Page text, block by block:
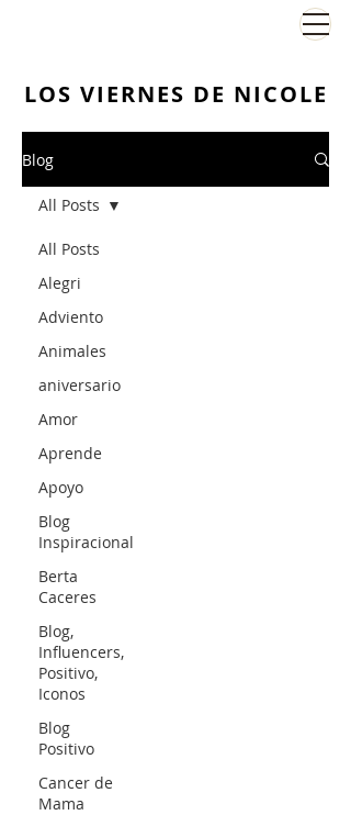
LOS VIERNES DE NICOLE
Blog
All Posts
Alegri
Adviento
Animales
aniversario
Amor
Aprende
Apoyo
Blog
Inspiracional
Berta
Caceres
Blog,
Influencers,
Positivo,
Iconos
Blog
Positivo
Cancer de
Mama
All Posts